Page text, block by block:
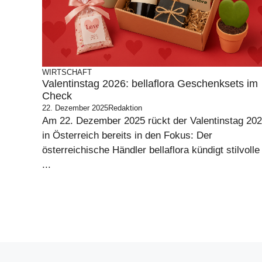
WIRTSCHAFT
Valentinstag 2026: bellaflora Geschenksets im
Check
22. Dezember 2025Redaktion
Am 22. Dezember 2025 rückt der Valentinstag
in Österreich bereits in den Fokus: Der
österreichische Händler bellaflora kündigt stilvolle
...